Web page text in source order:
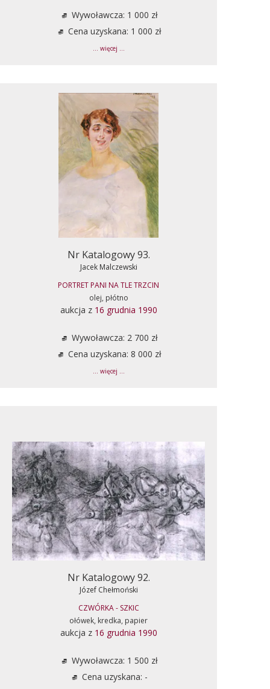
Wywoławcza: 1 000 zł
Cena uzyskana: 1 000 zł
... więcej ...
Nr Katalogowy 93.
Jacek Malczewski
PORTRET PANI NA TLE TRZCIN
olej, płótno
aukcja z 16 grudnia 1990
Wywoławcza: 2 700 zł
Cena uzyskana: 8 000 zł
... więcej ...
Nr Katalogowy 92.
Józef Chełmoński
CZWÓRKA - SZKIC
ołówek, kredka, papier
aukcja z 16 grudnia 1990
Wywoławcza: 1 500 zł
Cena uzyskana: -